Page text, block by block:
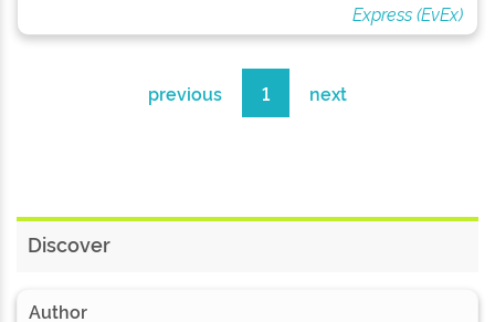
Express (EvEx)
previous 1 next
Discover
Author